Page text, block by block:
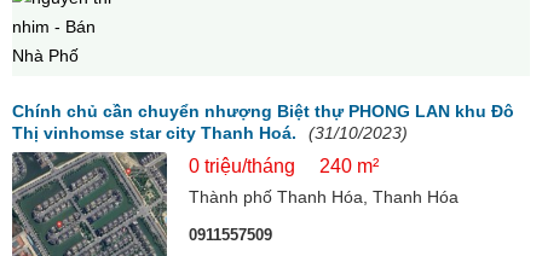
Chính chủ cần chuyển nhượng Biệt thự PHONG LAN khu Đô
Thị vinhomse star city Thanh Hoá.
(31/10/2023)
0 triệu/tháng 240 m²
Thành phố Thanh Hóa, Thanh Hóa
0911557509